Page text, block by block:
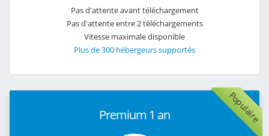
Pas d'attente avant téléchargement
Pas d'attente entre 2 téléchargements
Vitesse maximale disponible
Plus de 300 hébergeurs supportés
Populaire
Premium 1 an